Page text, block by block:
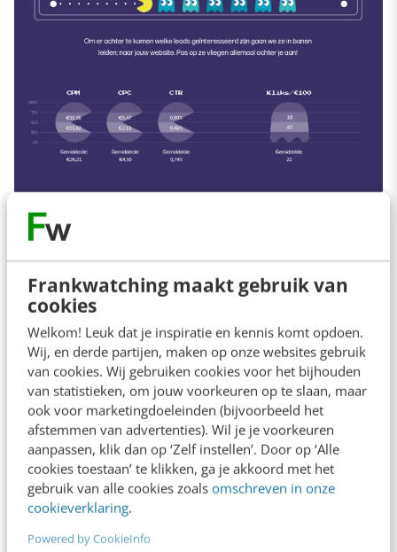
Frankwatching maakt gebruik van
cookies
Welkom! Leuk dat je inspiratie en kennis komt opdoen.
Wij, en derde partijen, maken op onze websites gebruik
van cookies. Wij gebruiken cookies voor het bijhouden
van statistieken, om jouw voorkeuren op te slaan, maar
ook voor marketingdoeleinden (bijvoorbeeld het
afstemmen van advertenties). Wil je je voorkeuren
aanpassen, klik dan op ‘Zelf instellen’. Door op ‘Alle
cookies toestaan’ te klikken, ga je akkoord met het
gebruik van alle cookies zoals omschreven in onze
cookieverklaring.
Powered by CookieInfo
Het doel van deze campagne is natuurlijk
simpel: website bezoeken. Hoewel LinkedIn de
kosten baseert op CPM is voor ons in deze
fase de Cost-Per-Click (CPC) belangrijk. Wij
zien een gemiddelde CPC van € 4,50. Vergeet
hierbij niet dat er ook veel impressies
gegenereerd worden tijdens deze fase. Dit
nemen we hier niet mee omdat het niet het
primaire doel is, maar het werkt natuurlijk wel
mee richting de bekendheid van je merk.
Leadgeneratie